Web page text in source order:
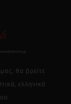
θα βρείτε
ελληνικά